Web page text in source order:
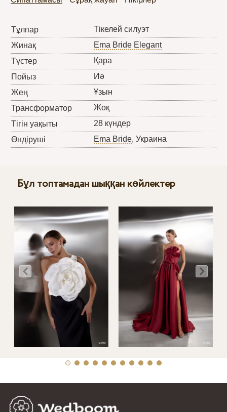
Тұлпар
Тікелей силуэт
Жинақ
Ema Bride Elegant
Түстер
Қара
Пойыз
Иә
Жең
Ұзын
Трансформатор
Жоқ
Тігін уақыты
28 күндер
Өндіруші
Ema Bride, Украина
Бұл топтамадан шыққан көйлектер